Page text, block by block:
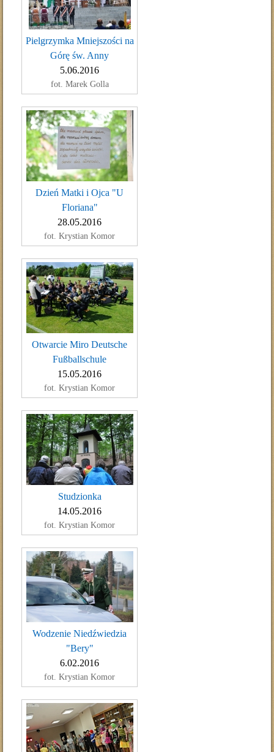
Pielgrzymka Mniejszości na
Górę św. Anny
5.06.2016
fot. Marek Golla
Dzień Matki i Ojca "U
Floriana"
28.05.2016
fot. Krystian Komor
Otwarcie Miro Deutsche
Fußballschule
15.05.2016
fot. Krystian Komor
Studzionka
14.05.2016
fot. Krystian Komor
Wodzenie Niedźwiedzia
"Bery"
6.02.2016
fot. Krystian Komor